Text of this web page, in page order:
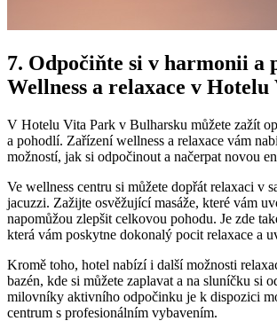
7. Odpočiňte si v harmonii a
Wellness a relaxace v
V Hotelu Vita Park v Bulharsku můžete zažít
a pohodlí. Zařízení wellness a relaxace vám
možností, jak si odpočinout a načerpat novou
Ve wellness centru si můžete dopřát relaxaci v
jacuzzi. Zažijte osvěžující masáže, které vám
napomůžou zlepšit celkovou pohodu. Je zde
která vám poskytne dokonalý pocit relaxace a
Kromě toho, hotel nabízí i další možnosti
bazén, kde si můžete zaplavat a na sluníčku si
milovníky aktivního odpočinku je k dispozici
centrum s profesionálním vybavením.